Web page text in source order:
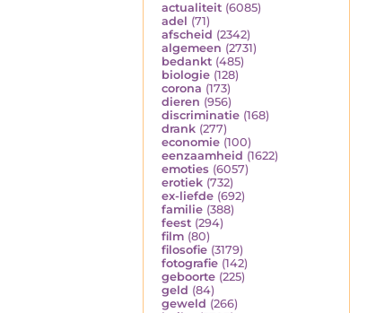
actualiteit (6085)
adel (71)
afscheid (2342)
algemeen (2731)
bedankt (485)
biologie (128)
corona (173)
dieren (956)
discriminatie (168)
drank (277)
economie (100)
eenzaamheid (1622)
emoties (6057)
erotiek (732)
ex-liefde (692)
familie (388)
feest (294)
film (80)
filosofie (3179)
fotografie (142)
geboorte (225)
geld (84)
geweld (266)